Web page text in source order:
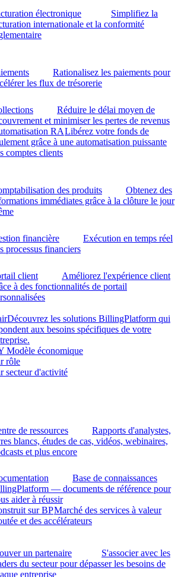
électronique
Simplifiez la
internationale et la conformité
Rationalisez les paiements pour
les flux de trésorerie
Réduire le délai moyen de
et minimiser les pertes de revenus
RALibérez votre fonds de
grâce à une automatisation puissante
comptes clients
des produits
Obtenez des
immédiates grâce à la clôture le jour
financière
Exécution en temps réel
processus financiers
client
Améliorez l'expérience client
à des fonctionnalités de portail
Découvrez les solutions BillingPlatform qui
aux besoins spécifiques de votre
Modèle économique
rôle
secteur d'activité
de ressources
Rapports d'analystes,
blancs, études de cas, vidéos, webinaires,
et plus encore
Base de connaissances
— documents de référence pour
aider à réussir
sur BPMarché des services à valeur
et des accélérateurs
un partenaire
S'associer avec les
du secteur pour dépasser les besoins de
entreprise